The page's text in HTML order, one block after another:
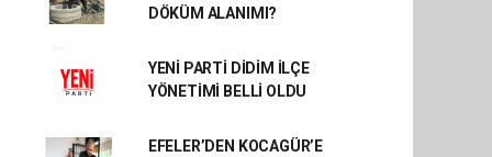
DÖKÜM ALANIMI?
YENİ PARTİ DİDİM İLÇE
YÖNETİMİ BELLİ OLDU
EFELER’DEN KOCAGÜR’E